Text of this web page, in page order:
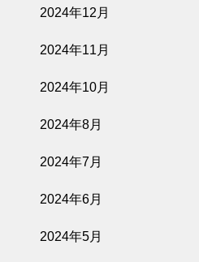
2024年12月
2024年11月
2024年10月
2024年8月
2024年7月
2024年6月
2024年5月